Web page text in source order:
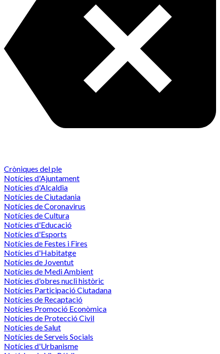
Cròniques del ple
Notícies d'Ajuntament
Notícies d'Alcaldia
Notícies de Ciutadania
Notícies de Coronavirus
Notícies de Cultura
Notícies d'Educació
Notícies d'Esports
Notícies de Festes i Fires
Notícies d'Habitatge
Notícies de Joventut
Notícies de Medi Ambient
Notícies d'obres nucli històric
Notícies Participació Ciutadana
Notícies de Recaptació
Notícies Promoció Econòmica
Notícies de Protecció Civil
Notícies de Salut
Notícies de Serveis Socials
Notícies d'Urbanisme